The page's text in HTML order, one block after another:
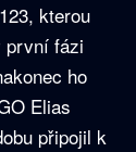
kterou
první fázi
ho
Elias
připojil k